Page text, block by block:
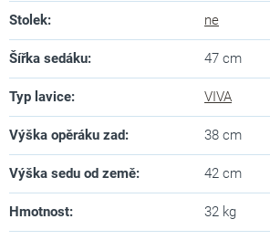
Stolek: ne
Šířka sedáku: 47 cm
Typ lavice: VIVA
Výška opěráku zad: 38 cm
Výška sedu od země: 42 cm
Hmotnost: 32 kg